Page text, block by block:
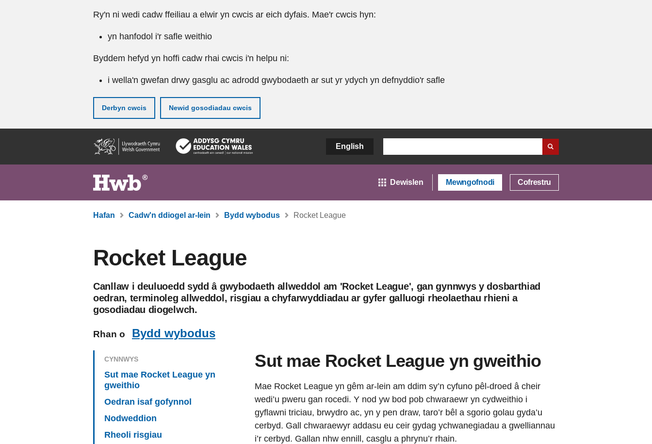
Ry'n ni wedi cadw ffeiliau a elwir yn cwcis ar eich dyfais. Mae'r cwcis hyn:
yn hanfodol i'r safle weithio
Byddem hefyd yn hoffi cadw rhai cwcis i'n helpu ni:
i wella'n gwefan drwy gasglu ac adrodd gwybodaeth ar sut yr ydych yn defnyddio'r safle
Derbyn cwcis Newid gosodiadau cwcis
gynnwy
English
Dewislen Mewngofnodi Cofrestru
Hafan Cadw'n ddiogel ar-lein Bydd wybodus Rocket League
Rocket League
Canllaw i deuluoedd sydd â gwybodaeth allweddol am 'Rocket League', gan gynnwys y dosbarthiad
oedran, terminoleg allweddol, risgiau a chyfarwyddiadau ar gyfer galluogi rheolaethau rhieni a
gosodiadau diogelwch.
Rhan o Bydd wybodus
CYNNWYS
Sut mae Rocket League yn
gweithio
Oedran isaf gofynnol
Nodweddion
Rheoli risgiau
Sut mae Rocket League yn gweithio
Mae Rocket League yn gêm ar-lein am ddim sy’n cyfuno pêl-droed â cheir
wedi’u pweru gan rocedi. Y nod yw bod pob chwaraewr yn cydweithio i
gyflawni triciau, brwydro ac, yn y pen draw, taro’r bêl a sgorio golau gyda’u
cerbyd. Gall chwaraewyr addasu eu ceir gydag ychwanegiadau a gwelliannau
i’r cerbyd. Gallan nhw ennill, casglu a phrynu’r rhain.